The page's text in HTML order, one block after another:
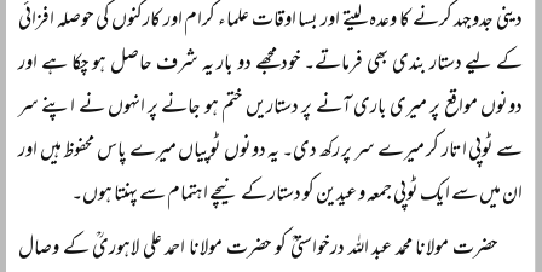
دینی جدوجہد کرنے کا وعدہ لیتے اور بسا اوقات علماء کرام اور کارکنوں کی حوصلہ افزائی
کے لیے دستار بندی بھی فرماتے۔ خود مجھے دو بار یہ شرف حاصل ہو چکا ہے اور
دونوں مواقع پر میری باری آنے پر دستاریں ختم ہو جانے پر انہوں نے اپنے سر
سے ٹوپی اتار کر میرے سر پر رکھ دی۔ یہ دونوں ٹوپیاں میرے پاس محفوظ ہیں اور
ان میں سے ایک ٹوپی جمعہ و عیدین کو دستار کے نیچے اہتمام سے پہنتا ہوں۔
حضرت مولانا محمد عبد اللہ درخواستیؒ کو حضرت مولانا احمد علی لاہوریؒ کے وصال